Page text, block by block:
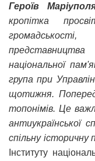
Героїв
кропітка
національної
група при
щотижня.
топонімів. Це
антиукраїнської
спільну історичну
Інституту